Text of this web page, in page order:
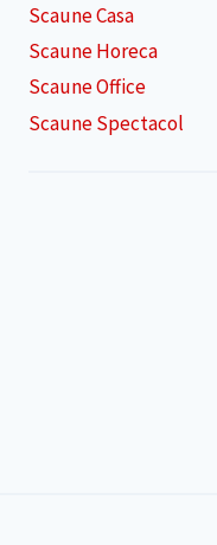
Scaune Casa
Scaune Horeca
Scaune Office
Scaune Spectacol